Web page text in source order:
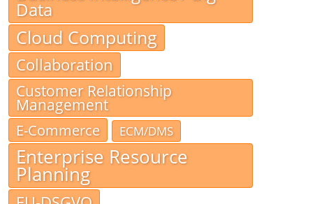
Data
Cloud Computing
Collaboration
Customer Relationship
Management
E-Commerce
ECM/DMS
Enterprise Resource
Planning